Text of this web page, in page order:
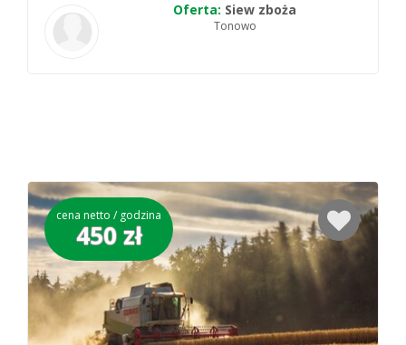
Oferta: Siew zboża
Tonowo
cena netto / godzina
450 zł